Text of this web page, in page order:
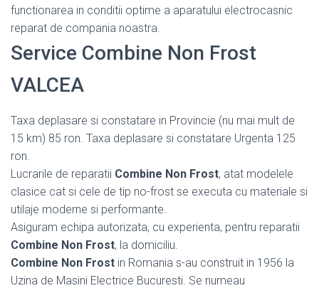
functionarea in conditii optime a aparatului electrocasnic
reparat de compania noastra.
Service Combine Non Frost
VALCEA
Taxa deplasare si constatare in Provincie (nu mai mult de
15 km) 85 ron. Taxa deplasare si constatare Urgenta 125
ron.
Lucrarile de reparatii Combine Non Frost, atat modelele
clasice cat si cele de tip no-frost se executa cu materiale si
utilaje moderne si performante.
Asiguram echipa autorizata, cu experienta, pentru reparatii
Combine Non Frost, la domiciliu.
Combine Non Frost in Romania s-au construit in 1956 la
Uzina de Masini Electrice Bucuresti. Se numeau